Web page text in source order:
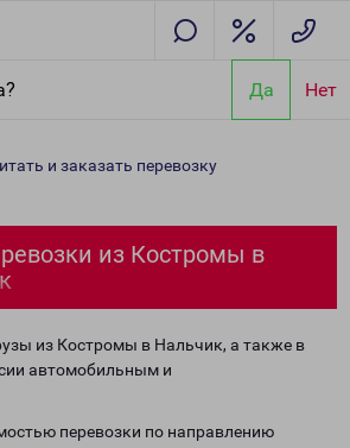
Да Нет
и заказать перевозку
из Костромы в
из Костромы в Нальчик, а также в
автомобильным и
перевозки по направлению